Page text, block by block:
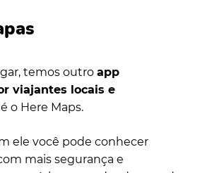
temos outro app
viajantes locais e
é o Here Maps.
ele você pode conhecer
mais segurança e